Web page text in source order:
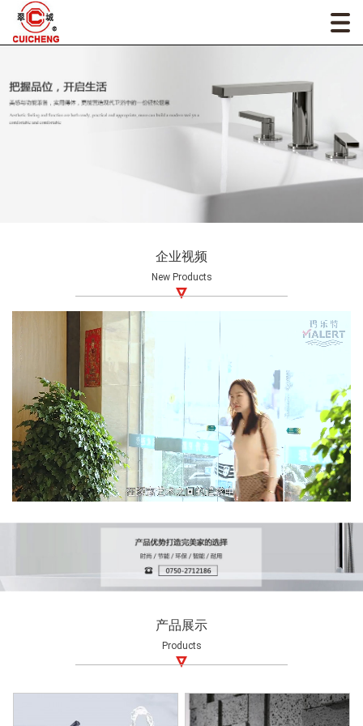
企业视频
New Products
产品展示
Products